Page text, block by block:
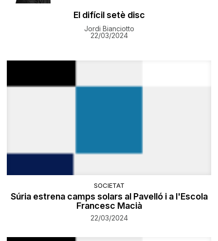
El difícil setè disc
Jordi Bianciotto
22/03/2024
SOCIETAT
Súria estrena camps solars al Pavelló i a l'Escola
Francesc Macià
22/03/2024